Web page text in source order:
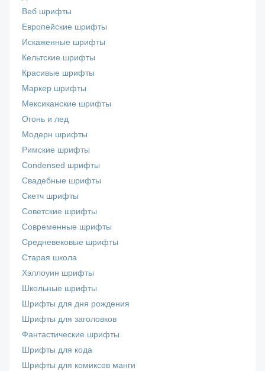
Веб шрифты
Европейские шрифты
Искаженные шрифты
Кельтские шрифты
Красивые шрифты
Маркер шрифты
Мексиканские шрифты
Огонь и лед
Модерн шрифты
Римские шрифты
Сondensed шрифты
Свадебные шрифты
Скетч шрифты
Советские шрифты
Современные шрифты
Средневековые шрифты
Старая школа
Хэллоуин шрифты
Школьные шрифты
Шрифты для дня рождения
Шрифты для заголовков
Фантастические шрифты
Шрифты для кода
Шрифты для комиксов манги